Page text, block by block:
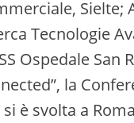
Sielte;
Tecnologie
Ospedale San
la
si è svolta a